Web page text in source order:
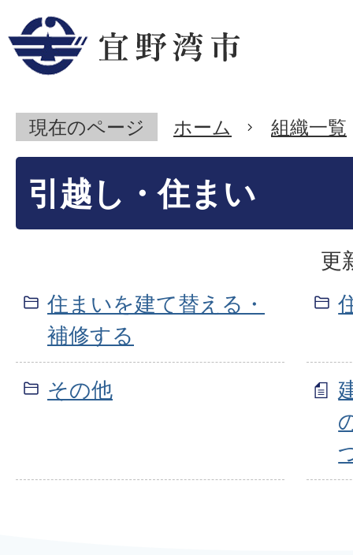
現在のページ ホーム 組織一覧
引越し・住まい
更
住まいを建て替える・
補修する
その他